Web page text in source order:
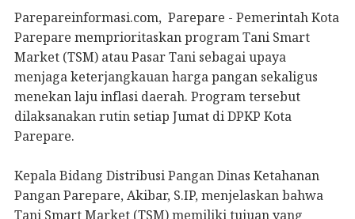
Parepareinformasi.com, Parepare - Pemerintah Kota
Parepare memprioritaskan program Tani Smart
Market (TSM) atau Pasar Tani sebagai upaya
menjaga keterjangkauan harga pangan sekaligus
menekan laju inflasi daerah. Program tersebut
dilaksanakan rutin setiap Jumat di DPKP Kota
Parepare.
Kepala Bidang Distribusi Pangan Dinas Ketahanan
Pangan Parepare, Akibar, S.IP, menjelaskan bahwa
Tani Smart Market (TSM) memiliki tujuan yang